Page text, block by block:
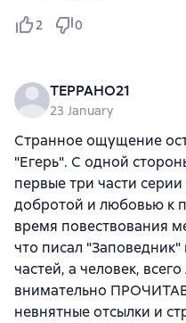
2 0
TEPPAHO21
23 January
Странное ощущение
"Егерь". С одной
первые три части
добротой и любовью к
время повествования
что писал
частей, а человек,
внимательно
невнятные отсылки и